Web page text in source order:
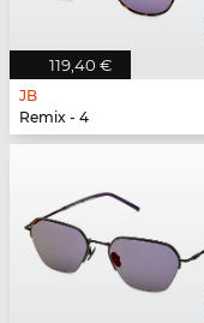
119,40 €
JB
Remix - 4